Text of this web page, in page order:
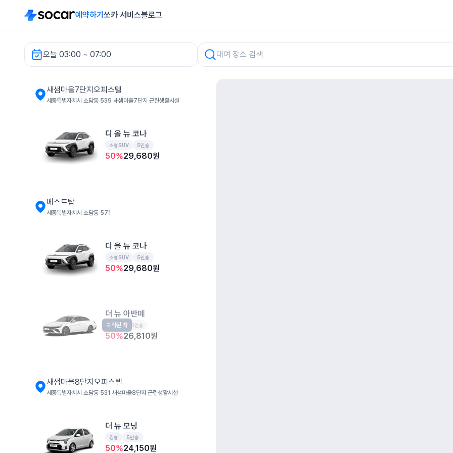
예약하기 쏘카 서비스블로그
오늘 03:00 ~ 07:00
새샘마을7단지오피스텔 렌터카
새샘마을7단지오피스텔
세종특별자치시 소담동 539 새샘마을7단지 근린생활시설
디 올 뉴 코나
소형SUV 5인승
50%29,680원
베스트탑
세종특별자치시 소담동 571
디 올 뉴 코나
소형SUV 5인승
50%29,680원
더 뉴 아반떼
준중형 5인승
50%26,810원
예약된 차
새샘마을8단지오피스텔
세종특별자치시 소담동 531 새샘마을8단지 근린생활시설
더 뉴 모닝
경형 5인승
50%24,150원